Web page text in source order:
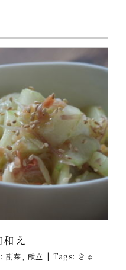
え
副菜 献立 | Tags: きゅ